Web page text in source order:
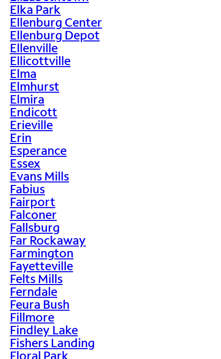
Elka Park
Ellenburg Center
Ellenburg Depot
Ellenville
Ellicottville
Elma
Elmhurst
Elmira
Endicott
Erieville
Erin
Esperance
Essex
Evans Mills
Fabius
Fairport
Falconer
Fallsburg
Far Rockaway
Farmington
Fayetteville
Felts Mills
Ferndale
Feura Bush
Fillmore
Findley Lake
Fishers Landing
Floral Park